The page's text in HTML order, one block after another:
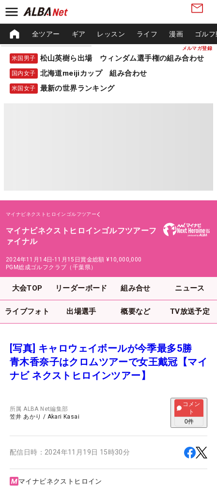
メルマガ登録
全ツアー ギア レッスン ライフ 漫画 ゴル
米国男子 松山英樹ら出場 ウィンダム選手権の組み合わせ
国内女子 北海道meijiカップ 組み合わせ
米国女子 最新の世界ランキング
マイナビネクストヒロインゴルフツアー
マイナビネクストヒロインゴルフツアーフ
ァイナル
2024年11月14日-11月15日賞金総額 ¥10,000,000
PGM総成ゴルフクラブ（千葉県）
大会TOP リーダーボード 組み合せ ニュース
ライブフォト 出場選手 概要など TV放送予定
[写真] キャロウェイボールが今季最多5勝
青木香奈子はクロムツアーで女王戴冠【マイ
ナビ ネクストヒロインツアー】
所属ALBA Net編集部
笠井 あかり / Akari Kasai
コメン
ト
0件
配信日時： 2024年11月19日 15時30分
マイナビネクストヒロイン